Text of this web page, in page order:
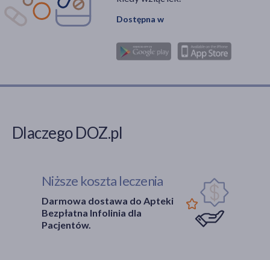
Dostępna w
Dlaczego DOZ.pl
Niższe koszta leczenia
Darmowa dostawa do Apteki
Bezpłatna Infolinia dla
Pacjentów.